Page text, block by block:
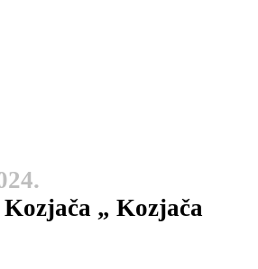
„ Kozjača